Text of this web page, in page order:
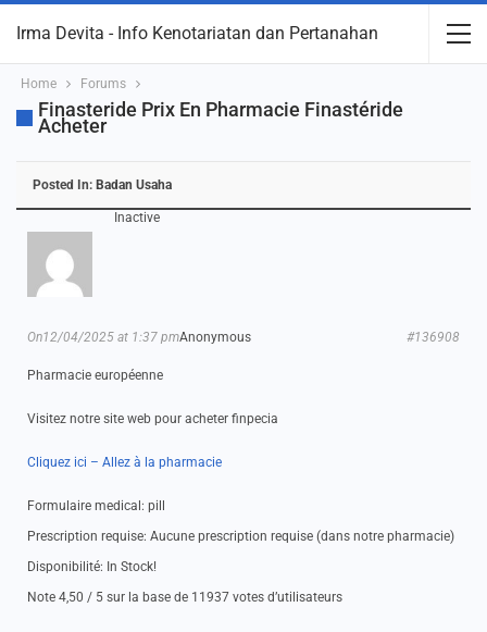
Irma Devita - Info Kenotariatan dan Pertanahan
Home Forums
Finasteride Prix En Pharmacie Finastéride
Acheter
Posted In: Badan Usaha
Inactive
Anonymous
On12/04/2025 at 1:37 pm #136908
Pharmacie européenne
Visitez notre site web pour acheter finpecia
Cliquez ici – Allez à la pharmacie
Formulaire medical: pill
Prescription requise: Aucune prescription requise (dans notre pharmacie)
Disponibilité: In Stock!
Note 4,50 / 5 sur la base de 11937 votes d’utilisateurs